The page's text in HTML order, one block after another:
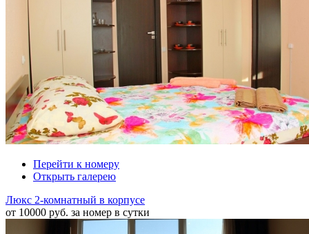
Перейти к номеру
Открыть галерею
Люкс 2-комнатный в корпусе
от 10000 руб. за номер в сутки